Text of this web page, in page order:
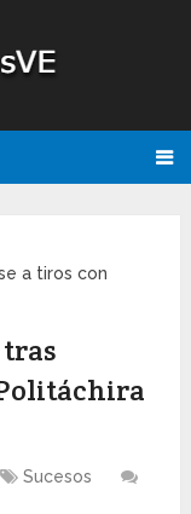
a tiros con
Sucesos